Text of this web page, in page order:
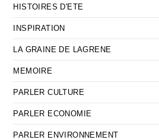
HISTOIRES D'ETE
INSPIRATION
LA GRAINE DE LAGRENE
MEMOIRE
PARLER CULTURE
PARLER ECONOMIE
PARLER ENVIRONNEMENT